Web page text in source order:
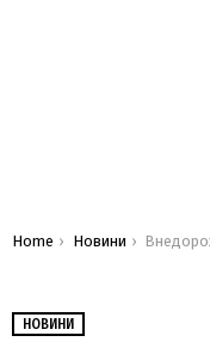
You are here:
Home Новини Внедорожные возможности крутого
НОВИНИ